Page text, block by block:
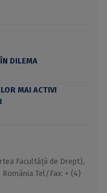
DILEMA
MAI ACTIVI
Facultății de Drept),
Tel/Fax: + (4)